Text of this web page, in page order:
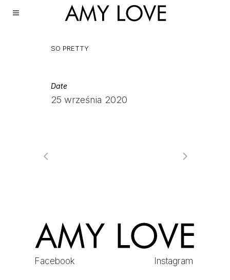
SO PRETTY
Date
25 września 2020
Facebook Instagram